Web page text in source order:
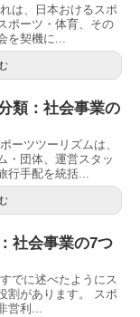
は、日本おけるスポ
ポーツ・体育、その
を契機に...
類：社会事業の
ーツツーリズムは、
・団体、運営スタッ
行手配を統括...
社会事業の7つ
でに述べたようにス
割があります。 スポ
営利...